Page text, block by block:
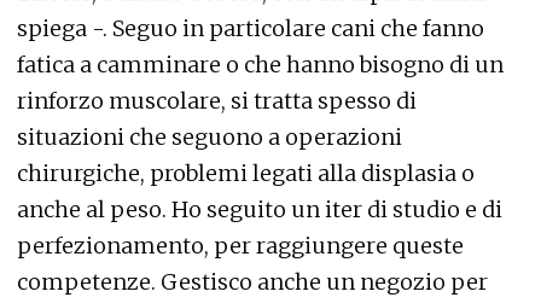
spiega -. Seguo in particolare cani che fanno
fatica a camminare o che hanno bisogno di un
rinforzo muscolare, si tratta spesso di
situazioni che seguono a operazioni
chirurgiche, problemi legati alla displasia o
anche al peso. Ho seguito un iter di studio e di
perfezionamento, per raggiungere queste
competenze. Gestisco anche un negozio per